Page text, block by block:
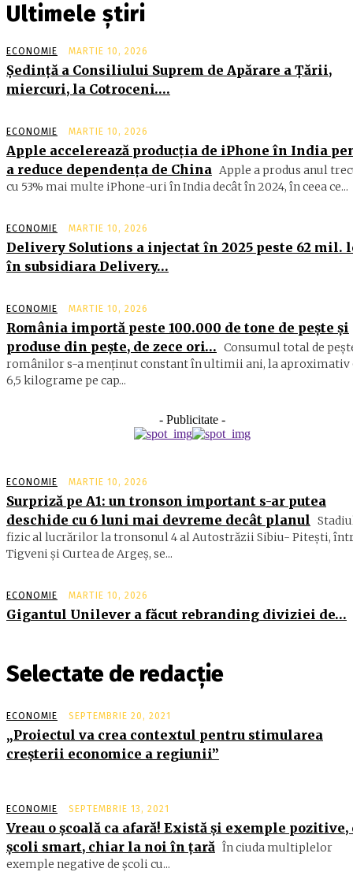
Ultimele știri
ECONOMIE MARTIE 10, 2026
Şedinţă a Consiliului Suprem de Apărare a Ţării,
miercuri, la Cotroceni….
ECONOMIE MARTIE 10, 2026
Apple accelerează producția de iPhone în India
a reduce dependența de China Apple a produs anul
cu 53% mai multe iPhone-uri în India decât în 2024, în ceea ce...
ECONOMIE MARTIE 10, 2026
Delivery Solutions a injectat în 2025 peste 62 mil.
în subsidiara Delivery…
ECONOMIE MARTIE 10, 2026
România importă peste 100.000 de tone de peşte şi
produse din peşte, de zece ori… Consumul total de
ro­mâ­nilor s-a menţinut constant în ul­timii ani, la aproximativ
6,5 ki­lograme pe cap...
- Publicitate -
ECONOMIE MARTIE 10, 2026
Surpriză pe A1: un tronson important s-ar putea
deschide cu 6 luni mai devreme decât planul
fizic al lucrărilor la tronsonul 4 al Autostrăzii Sibiu- Piteşti,
Tigveni şi Curtea de Argeş, se...
ECONOMIE MARTIE 10, 2026
Gigantul Unilever a făcut rebranding diviziei de…
Selectate de redacție
ECONOMIE SEPTEMBRIE 20, 2021
„Proiectul va crea contextul pentru stimularea
creşterii economice a regiunii”
ECONOMIE SEPTEMBRIE 13, 2021
Vreau o școală ca afară! Există și exemple pozitive,
școli smart, chiar la noi în țară În ciuda multiplelor
exemple negative de școli cu...